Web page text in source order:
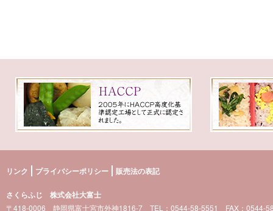
リンク プライバシーポリシー 販売法の表記
さくらふじ 株式会社大富士
〒418-0006 静岡県富士宮市外神1816-7 TEL：0544-58-5551 FAX：0544-